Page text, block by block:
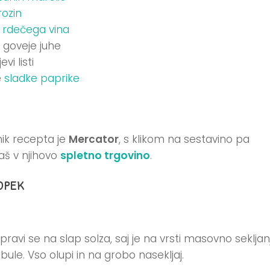
rdečega vina
juhe
listi
sladke paprike
recepta je Mercator, s klikom na sestavino pa
v njihovo spletno trgovino.
se na slap solza, saj je na vrsti masovno
Vso olupi in na grobo nasekljaj.